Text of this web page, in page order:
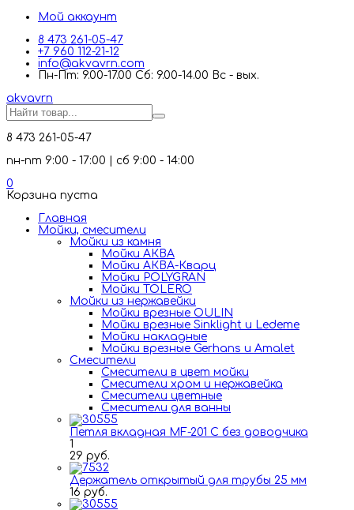
Мой аккаунт
8 473 261-05-47
+7 960 112-21-12
info@akvavrn.com
Пн-Пт: 9.00-17.00 Сб: 9.00-14.00 Вс - вых.
akvavrn
8 473 261-05-47
пн-пт 9:00 - 17:00 | сб 9:00 - 14:00
0
Корзина пуста
Главная
Мойки, смесители
Mойки из камня
Мойки АКВА
Мойки АКВА-Кварц
Мойки POLYGRAN
Мойки TOLERO
Мойки из нержавейки
Мойки врезные OULIN
Мойки врезные Sinklight и Ledeme
Мойки накладные
Мойки врезные Gerhans и Amalet
Смесители
Смесители в цвет мойки
Смесители хром и нержавейка
Смесители цветные
Смесители для ванны
Петля вкладная MF-201 C без доводчика
1
29 руб.
Держатель открытый для трубы 25 мм
16 руб.